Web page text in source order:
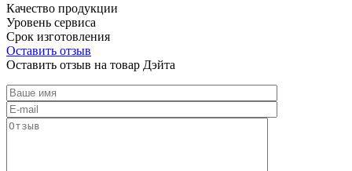
Качество продукции
Уровень сервиса
Срок изготовления
Оставить отзыв
Оставить отзыв на товар Дэйта